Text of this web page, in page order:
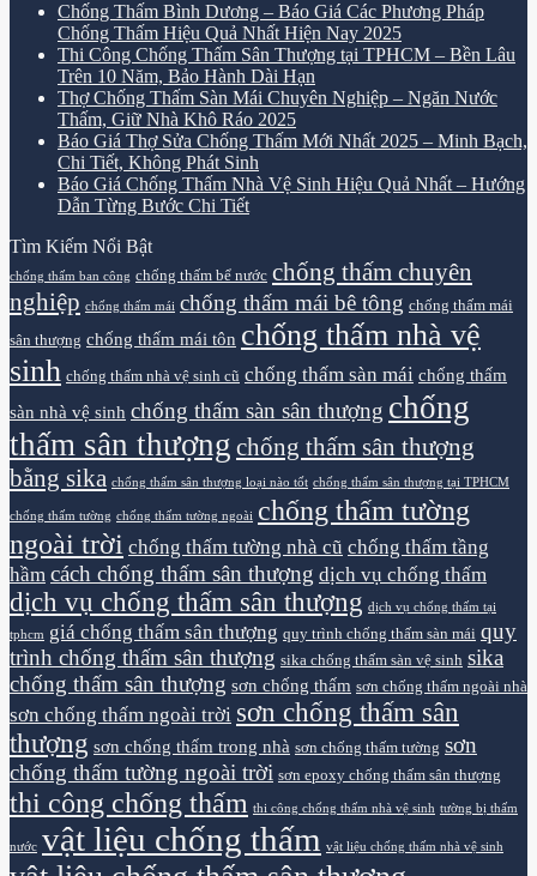
Chống Thấm Bình Dương – Báo Giá Các Phương Pháp
Chống Thấm Hiệu Quả Nhất Hiện Nay 2025
Thi Công Chống Thấm Sân Thượng tại TPHCM – Bền Lâu
Trên 10 Năm, Bảo Hành Dài Hạn
Thợ Chống Thấm Sàn Mái Chuyên Nghiệp – Ngăn Nước
Thấm, Giữ Nhà Khô Ráo 2025
Báo Giá Thợ Sửa Chống Thấm Mới Nhất 2025 – Minh Bạch,
Chi Tiết, Không Phát Sinh
Báo Giá Chống Thấm Nhà Vệ Sinh Hiệu Quả Nhất – Hướng
Dẫn Từng Bước Chi Tiết
Tìm Kiếm Nổi Bật
chống thấm ban công chống thấm bể nước chống thấm chuyên
nghiệp chống thấm mái chống thấm mái bê tông chống thấm mái
sân thượng chống thấm mái tôn chống thấm nhà vệ
sinh chống thấm nhà vệ sinh cũ chống thấm sàn mái chống thấm
sàn nhà vệ sinh chống thấm sàn sân thượng chống
thấm sân thượng chống thấm sân thượng
bằng sika chống thấm sân thượng loại nào tốt chống thấm sân thượng tại TPHCM
chống thấm tường chống thấm tường ngoài chống thấm tường
ngoài trời chống thấm tường nhà cũ chống thấm tầng
hầm cách chống thấm sân thượng dịch vụ chống thấm
dịch vụ chống thấm sân thượng dịch vụ chống thấm tại
tphcm giá chống thấm sân thượng quy trình chống thấm sàn mái quy
trình chống thấm sân thượng sika chống thấm sàn vệ sinh sika
chống thấm sân thượng sơn chống thấm sơn chống thấm ngoài nhà
sơn chống thấm ngoài trời sơn chống thấm sân
thượng sơn chống thấm trong nhà sơn chống thấm tường sơn
chống thấm tường ngoài trời sơn epoxy chống thấm sân thượng
thi công chống thấm thi công chống thấm nhà vệ sinh tường bị thấm
nước vật liệu chống thấm vật liệu chống thấm nhà vệ sinh